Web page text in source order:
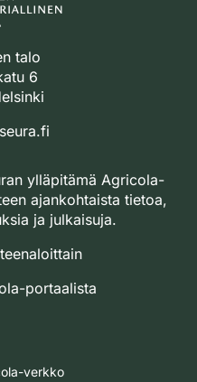
talo
6
ylläpitämä Agricola-
ajankohtaista tietoa,
ja julkaisuja.
portaalista
verkko